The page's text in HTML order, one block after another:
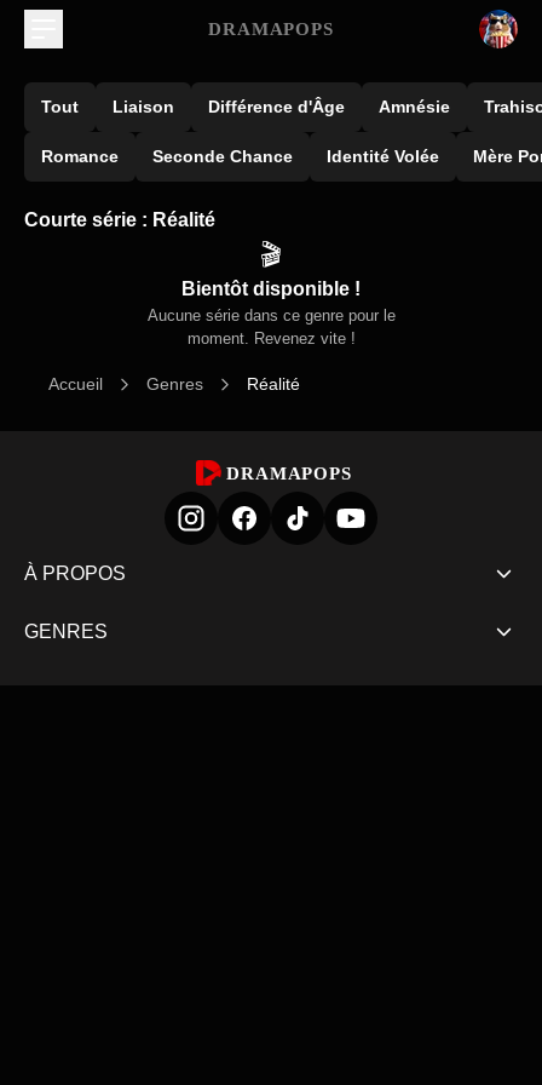
DRAMAPOPS
Tout Liaison Différence d'Âge Amnésie
Romance Seconde Chance Identité Volée Mère
Courte série : Réalité
🎬
Bientôt disponible !
Aucune série dans ce genre pour le
moment. Revenez vite !
Accueil Genres Réalité
DRAMAPOPS
À PROPOS
GENRES